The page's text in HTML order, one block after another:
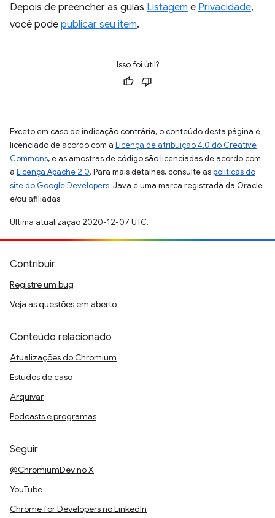
Depois de preencher as guias Listagem e Privacidade,
você pode publicar seu item.
Isso foi útil?
Exceto em caso de indicação contrária, o conteúdo desta página é
licenciado de acordo com a Licença de atribuição 4.0 do Creative
Commons, e as amostras de código são licenciadas de acordo com
a Licença Apache 2.0. Para mais detalhes, consulte aspolíticas do
site do Google Developers. Java é uma marca registrada da Oracle
e/ou afiliadas.
Última atualização 2020-12-07 UTC.
Contribuir
Registre um bug
Veja as questões em aberto
Conteúdo relacionado
Atualizações do Chromium
Estudos de caso
Arquivar
Podcasts e programas
Seguir
@ChromiumDev no X
YouTube
Chrome for Developers no LinkedIn